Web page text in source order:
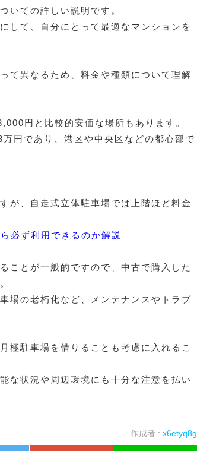
いての詳しい説明です。
して、自分にとって最適なマンションを
て異なるため、料金や種類について理解
円と比較的安価な場所もあります。
円であり、港区や中央区などの都心部で
が、自走式立体駐車場では上階ほど料金
必ず利用できるのか解説
ことが一般的ですので、中古で購入した
場の老朽化など、メンテナンスやトラブ
極駐車場を借りることも考慮に入れるこ
な状況や周辺環境にも十分な注意を払い
作成者 : x6etyq8g